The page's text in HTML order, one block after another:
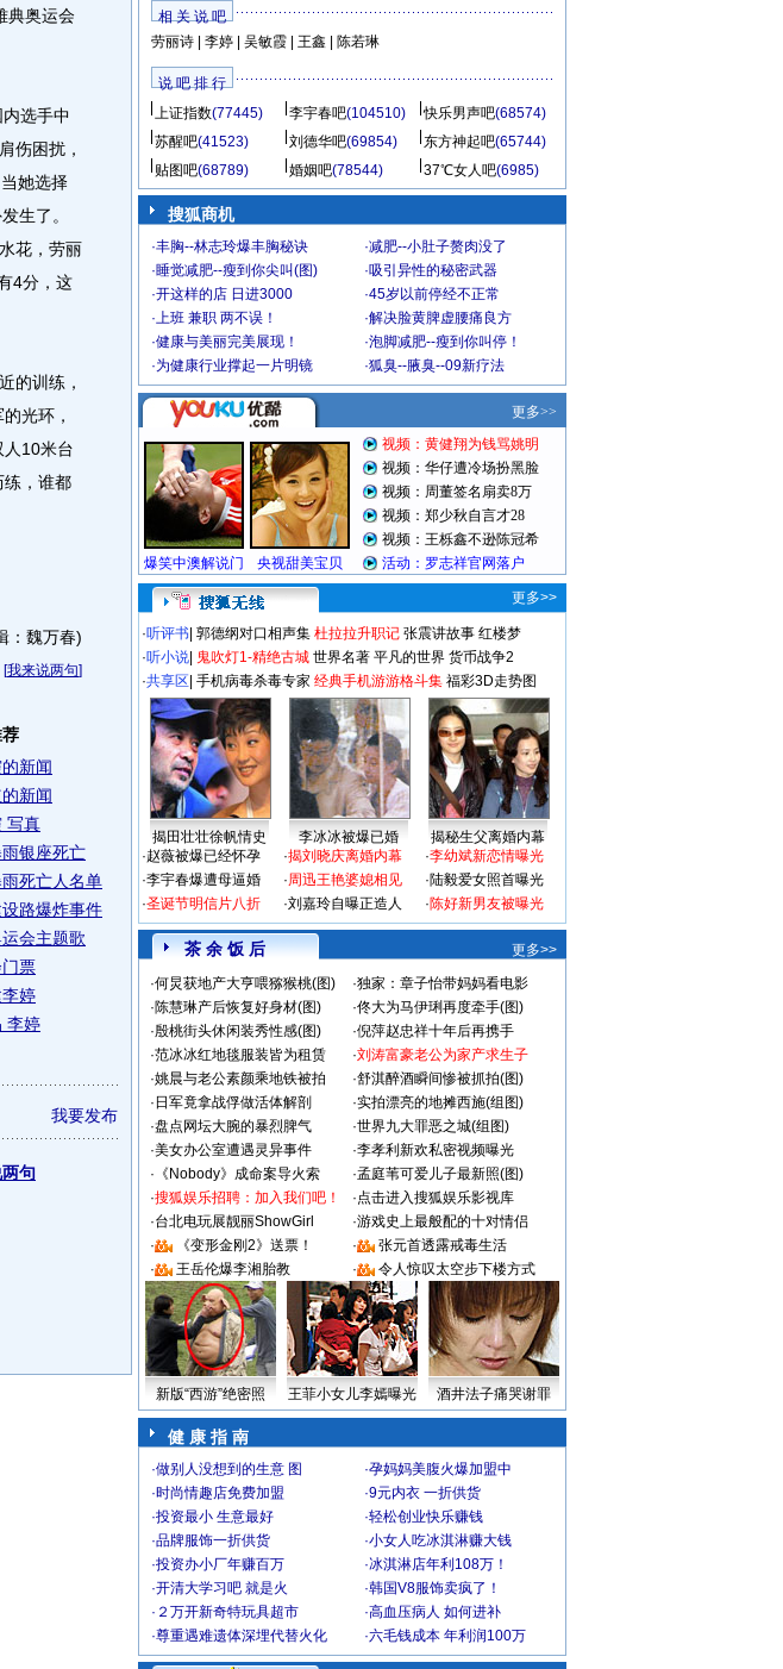
典奥运会
选手中
伤困扰，
她选择
生了。
花，劳丽
4分，这
的训练，
光环，
人10米台
练，谁都
：魏万春)
[我来说两句]
新闻
新闻
写真
银座死亡
死亡人名单
路爆炸事件
会主题歌
票
婷
李婷
我要发布
句
相 关 说 吧
劳丽诗| 李婷| 吴敏霞| 王鑫 陈若琳
说 吧 排 行
上证指数(77445) 李宇春吧(104510) 快乐男声吧(68574)
苏醒吧(41523) 刘德华吧(69854) 东方神起吧(65744)
贴图吧(68789) 婚姻吧(78544) 37℃女人吧(6985)
搜狐商机
·丰胸--林志玲爆丰胸秘诀 ·减肥--小肚子赘肉没了
·睡觉减肥--瘦到你尖叫(图) ·吸引异性的秘密武器
·开这样的店 日进3000 ·45岁以前停经不正常
·上班 兼职 两不误！ ·解决脸黄脾虚腰痛良方
·健康与美丽完美展现！ ·泡脚减肥--瘦到你叫停！
·为健康行业撑起一片明镜 ·狐臭--腋臭--09新疗法
更多>>
·听评书 郭德纲对口相声集 杜拉拉升职记 张震讲故事 红楼梦
·听小说 鬼吹灯1-精绝古城 世界名著 平凡的世界 货币战争2
·共享区 手机病毒杀毒专家 经典手机游游格斗集 福彩3D走势图
揭田壮壮徐帆情史 李冰冰被爆已婚
揭秘生父离婚内幕
·赵薇被爆已经怀孕
·李宇春爆遭母逼婚
·圣诞节明信片八折
·揭刘晓庆离婚内幕
·周迅王艳婆媳相见
·刘嘉玲自曝正造人
·李幼斌新恋情曝光
·陆毅爱女照首曝光
·陈好新男友被曝光
茶 余 饭 后
更多>>
·何炅获地产大亨喂猕猴桃(图) ·独家：章子怡带妈妈看电影
·陈慧琳产后恢复好身材(图) ·佟大为马伊琍再度牵手(图)
·殷桃街头休闲装秀性感(图) ·倪萍赵忠祥十年后再携手
·范冰冰红地毯服装皆为租赁 ·刘涛富豪老公为家产求生子
·姚晨与老公素颜乘地铁被拍 ·舒淇醉酒瞬间惨被抓拍(图)
· 日军竟拿战俘做活体解剖 ·实拍漂亮的地摊西施(组图)
·盘点网坛大腕的暴烈脾气 ·世界九大罪恶之城(组图)
·美女办公室遭遇灵异事件 ·李孝利新欢私密视频曝光
· 《Nobody》成命案导火索 ·孟庭苇可爱儿子最新照(图)
·搜狐娱乐招聘：加入我们吧！ ·点击进入搜狐娱乐影视库
·台北电玩展靓丽ShowGirl ·游戏史上最般配的十对情侣
·
《变形金刚2》送票！ ·
张元首透露戒毒生活
·
王岳伦爆李湘胎教 · 令人惊叹太空步下楼方式
新版“西游”绝密照 王菲小女儿李嫣曝光 酒井法子痛哭谢罪
健 康 指 南
·做别人没想到的生意 图 ·孕妈妈美腹火爆加盟中
·时尚情趣店免费加盟 ·9元内衣 一折供货
·投资最小 生意最好 ·轻松创业快乐赚钱
·品牌服饰一折供货 ·小女人吃冰淇淋赚大钱
·投资办小厂年赚百万 ·冰淇淋店年利108万！
·开清大学习吧 就是火 ·韩国V8服饰卖疯了！
· ２万开新奇特玩具超市 ·高血压病人 如何进补
·尊重遇难遗体深埋代替火化 ·六毛钱成本 年利润100万